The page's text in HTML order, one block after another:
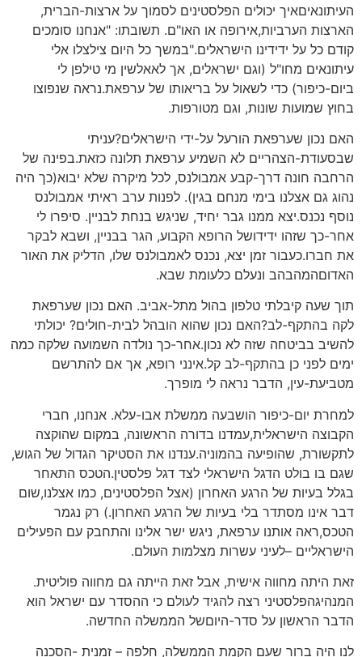
העיתונאיםאיך יכולים הפלסטינים לסמוך על ארצות-הברית,
הארצות הערביות,אירופה או האו"ם. תשובתו: "אנחנו סומכים
קודם כל על ידידינו הישראלים."במשך כל היום צילצלו אלי
עיתונאים מחו"ל (וגם ישראלים, אך לאאלשין מי טילפן לי
ביום-כיפור) כדי לשאול על בריאותו של ערפאת.נראה שנפוצו
בחוץ שמועות שונות, וגם מטורפות.
האם נכון שערפאת הורעל על-ידי הישראלים?עניתי
שבסעודת-הצהריים לא השמיע ערפאת תלונה כזאת.בפינה של
הרחבה חונה דרך-קבע אמבולנס, לכל מיקרה שלא יבוא(כך היה
נהוג גם אצלנו בימי מנחם בגין). לפנות ערב ראיתי אמבולנס
נוסף נכנס.יצא ממנו גבר יחיד, שניגש בנחת לבניין. סיפרו לי
אחר-כך שזהו ידידושל הרופא הקבוע, הגר בבניין, ושבא לבקר
את חברו.כעבור זמן יצא, נכנס לאמבולנס שלו, הדליק את האור
האדוםהמהבהב ונעלם כלעומת שבא.
תוך שעה קיבלתי טלפון בהול מתל-אביב. האם נכון שערפאת
לקה בהתקף-לב?האם נכון שהוא הובהל לבית-חולים? יכולתי
להשיב בביטחה שזה לא נכון.אחר-כך נולדה השמועה שלקה כמה
ימים לפני כן בהתקף-לב קל.אינני רופא, אך אם להתרשם
מטביעת-עין, הדבר נראה לי מופרך.
למחרת יום-כיפור הושבעה ממשלת אבו-עלא. אנחנו, חברי
הקבוצה הישראלית,עמדנו בדורה הראשונה, במקום שהוקצה
לתקשורת, שהופיעה בהמוניה.ענדנו את הסטיקר הגדול של הגוש,
שגם בו בולט הדגל הישראלי לצד דגל פלסטין.הטכס התאחר
בגלל בעיות של הרגע האחרון (אצל הפלסטינים, כמו אצלנו,שום
דבר אינו מסתדר בלי בעיות של הרגע האחרון.) רק נגמר
הטכס,ראה אותנו ערפאת, ניגש ישר אלינו והתחבק עם הפעילים
הישראליים –לעיני עשרות מצלמות העולם.
זאת היתה מחווה אישית, אבל זאת הייתה גם מחווה פוליטית.
המנהיגהפלסטיני רצה להגיד לעולם כי ההסדר עם ישראל הוא
הדבר הראשון על סדר-היוםשל הממשלה החדשה.
לנו היה ברור שעם הקמת הממשלה, חלפה – זמנית -הסכנה